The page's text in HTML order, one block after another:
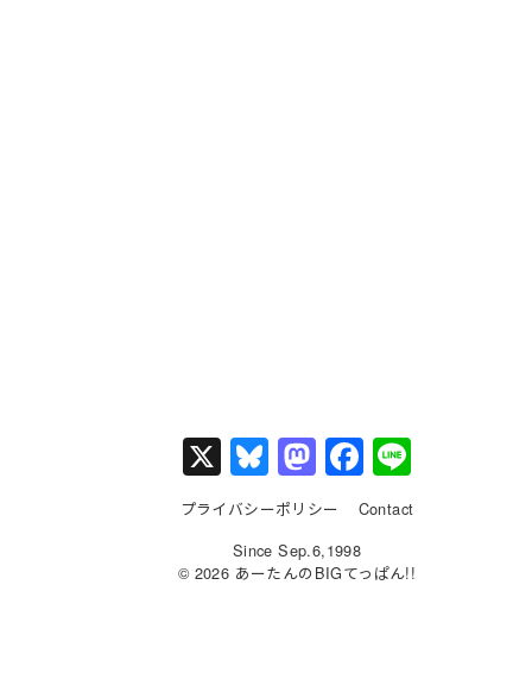
X Bl
u
e
s
M
a
st
o
F
a
c
e
プライバシーポリシー
Contact
Since Sep.6,1998
© 2026 あーたんのBIGてっぱん!!